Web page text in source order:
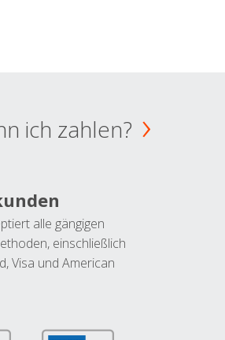
ich zahlen?
alle gängigen
einschließlich
Visa und American